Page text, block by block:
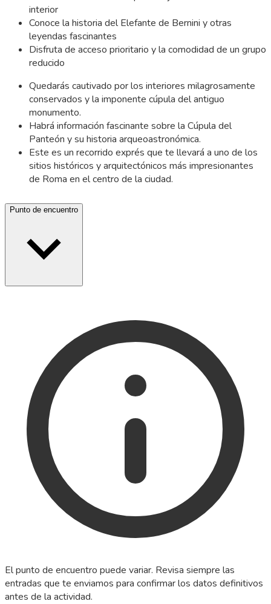
interior
Conoce la historia del Elefante de Bernini y otras
leyendas fascinantes
Disfruta de acceso prioritario y la comodidad de un grupo
reducido
Quedarás cautivado por los interiores milagrosamente
conservados y la imponente cúpula del antiguo
monumento.
Habrá información fascinante sobre la Cúpula del
Panteón y su historia arqueoastronómica.
Este es un recorrido exprés que te llevará a uno de los
sitios históricos y arquitectónicos más impresionantes
de Roma en el centro de la ciudad.
Punto de encuentro
El punto de encuentro puede variar. Revisa siempre las
entradas que te enviamos para confirmar los datos definitivos
antes de la actividad.